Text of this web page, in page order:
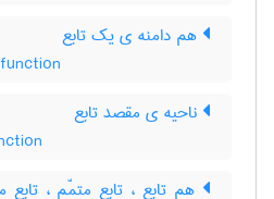
هم دامنه ی یک تابع
ناحیه ی مقصد تابع
هم تابع ، تابع متمّم ، تابع